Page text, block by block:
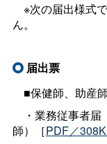
※次の届出様式
ん。
届出票
■保健師、助産
・業務従事者届
師）［PDF／